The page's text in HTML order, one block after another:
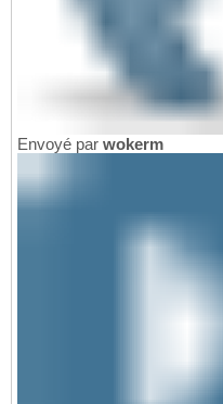
Envoyé par wokerm